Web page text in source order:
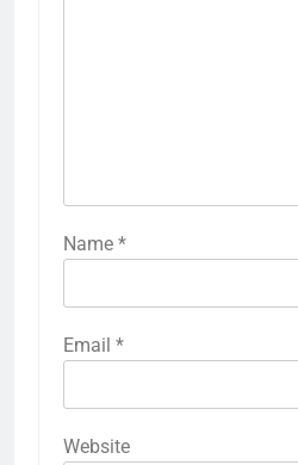
Name *
Email *
Website